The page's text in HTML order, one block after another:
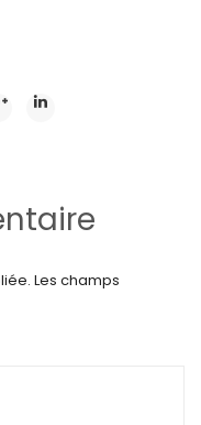
Les champs